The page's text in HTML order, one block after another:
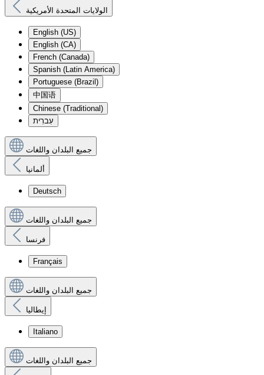
الولايات المتحدة الأمريكية
English (US)
English (CA)
French (Canada)
Spanish (Latin America)
Portuguese (Brazil)
中国语
Chinese (Traditional)
עִברִית
جميع البلدان واللغات
ألمانيا
Deutsch
جميع البلدان واللغات
فرنسا
Français
جميع البلدان واللغات
إيطاليا
Italiano
جميع البلدان واللغات